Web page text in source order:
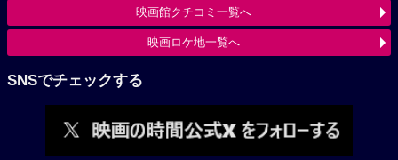
映画館クチコミ一覧へ
映画ロケ地一覧へ
SNSでチェックする